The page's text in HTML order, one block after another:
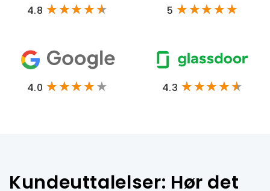
4.8 5
4.0 4.3
Kundeuttalelser: Hør det